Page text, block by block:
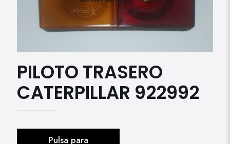
PILOTO TRASERO
CATERPILLAR 922992